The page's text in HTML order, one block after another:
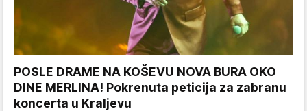
POSLE DRAME NA KOŠEVU NOVA BURA OKO
DINE MERLINA! Pokrenuta peticija za zabranu
koncerta u Kraljevu